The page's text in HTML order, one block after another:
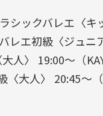
シックバレエ〈キ
レエ初級〈ジュニ
人〉 19:00〜（
〈大人〉 20:45〜（